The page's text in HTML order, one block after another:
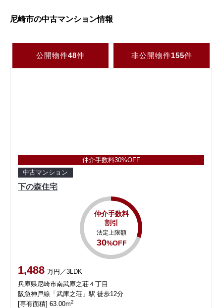
尼崎市の中古マンション情報
公開物件48件 非公開物件155件
仲介手数料30%OFF
中古マンション
下の森住宅
仲介手数料
割引
法定上限額
30%OFF
1,488 万円／3LDK
兵庫県尼崎市南武庫之荘４丁目
阪急神戸線「武庫之荘」駅 徒歩12分
[専有面積] 63.00m2